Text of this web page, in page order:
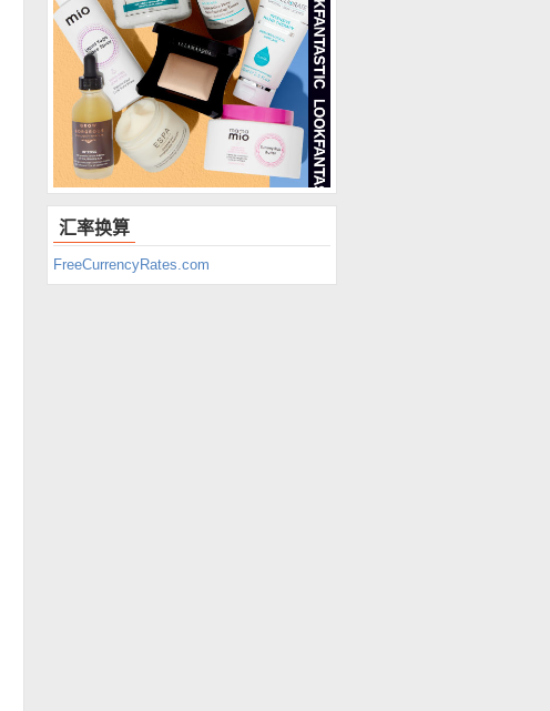
汇率换算
FreeCurrencyRates.com